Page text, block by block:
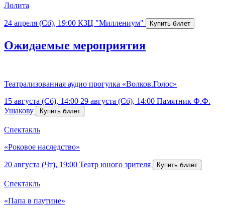
Лолита
24 апреля (Сб), 19:00 КЗЦ "Миллениум"
Ожидаемые мероприятия
Театрализованная аудио прогулка «Волков.Голос»
15 августа (Сб), 14:00 29 августа (Сб), 14:00 Памятник Ф.Ф.
Ушакову
Спектакль
«Роковое наследство»
20 августа (Чт), 19:00 Театр юного зрителя
Спектакль
«Папа в паутине»